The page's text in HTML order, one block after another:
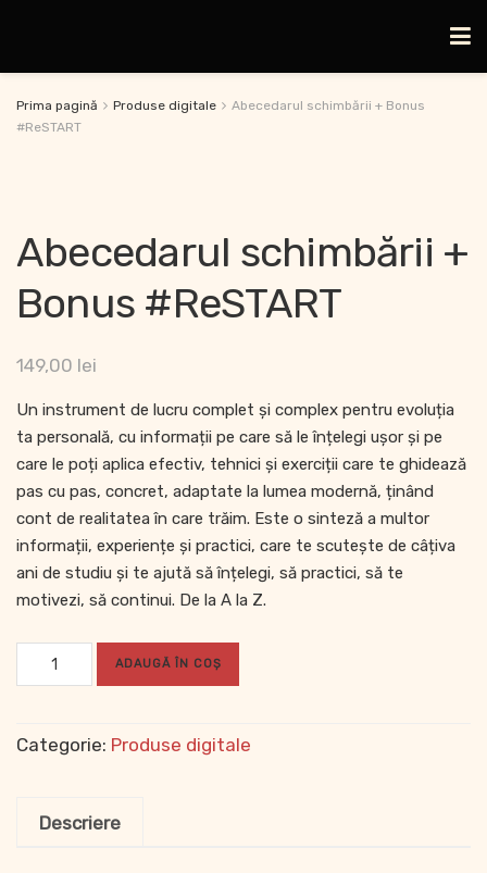
Prima pagină Produse digitale
Abecedarul schimbării + Bonus
#ReSTART
Abecedarul schimbării +
Bonus #ReSTART
149,00 lei
Un instrument de lucru complet și complex pentru evoluția
ta personală, cu informații pe care să le înțelegi ușor și pe
care le poți aplica efectiv, tehnici și exerciții care te ghidează
pas cu pas, concret, adaptate la lumea modernă, ținând
cont de realitatea în care trăim. Este o sinteză a multor
informații, experiențe și practici, care te scutește de câțiva
ani de studiu și te ajută să înțelegi, să practici, să te
motivezi, să continui. De la A la Z.
ADAUGĂ ÎN COȘ
Categorie: Produse digitale
Descriere